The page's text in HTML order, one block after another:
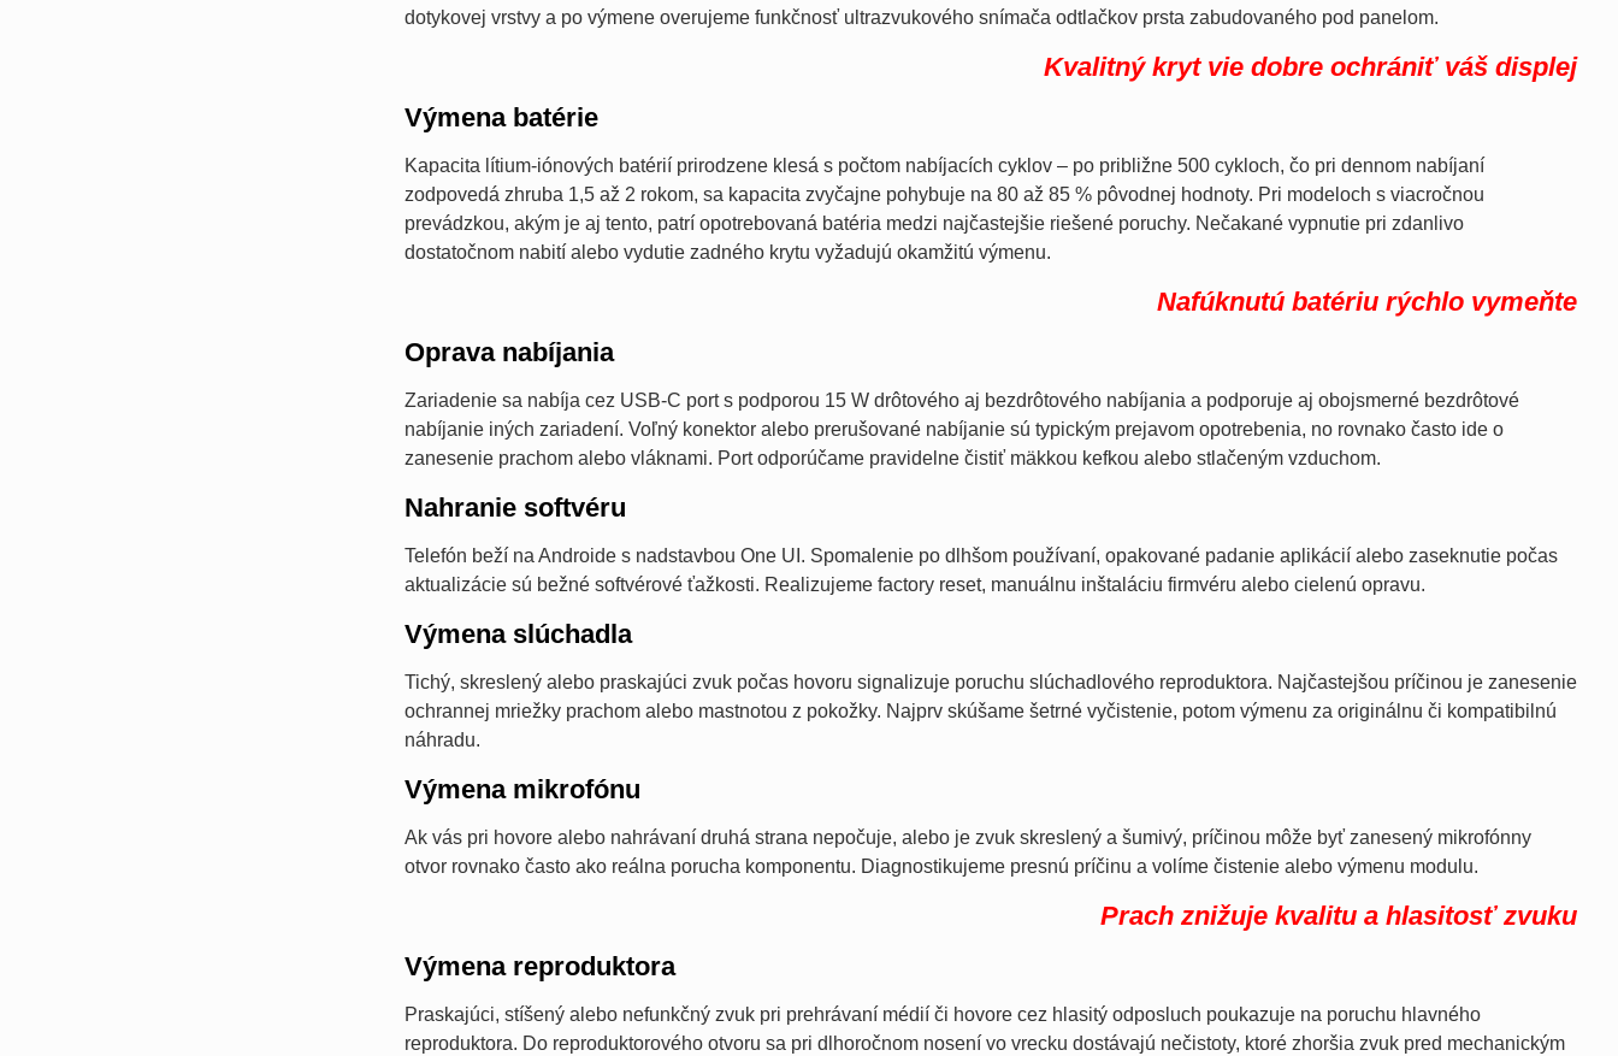
dotykovej vrstvy a po výmene overujeme funkčnosť ultrazvukového snímača odtlačkov prsta zabudovaného pod panelom.
Kvalitný kryt vie dobre ochrániť váš displej
Výmena batérie
Kapacita lítium-iónových batérií prirodzene klesá s počtom nabíjacích cyklov – po približne 500 cykloch, čo pri dennom nabíjaní
zodpovedá zhruba 1,5 až 2 rokom, sa kapacita zvyčajne pohybuje na 80 až 85 % pôvodnej hodnoty. Pri modeloch s viacročnou
prevádzkou, akým je aj tento, patrí opotrebovaná batéria medzi najčastejšie riešené poruchy. Nečakané vypnutie pri zdanlivo
dostatočnom nabití alebo vydutie zadného krytu vyžadujú okamžitú výmenu.
Nafúknutú batériu rýchlo vymeňte
Oprava nabíjania
Zariadenie sa nabíja cez USB-C port s podporou 15 W drôtového aj bezdrôtového nabíjania a podporuje aj obojsmerné bezdrôtové
nabíjanie iných zariadení. Voľný konektor alebo prerušované nabíjanie sú typickým prejavom opotrebenia, no rovnako často ide o
zanesenie prachom alebo vláknami. Port odporúčame pravidelne čistiť mäkkou kefkou alebo stlačeným vzduchom.
Nahranie softvéru
Telefón beží na Androide s nadstavbou One UI. Spomalenie po dlhšom používaní, opakované padanie aplikácií alebo zaseknutie počas
aktualizácie sú bežné softvérové ťažkosti. Realizujeme factory reset, manuálnu inštaláciu firmvéru alebo cielenú opravu.
Výmena slúchadla
Tichý, skreslený alebo praskajúci zvuk počas hovoru signalizuje poruchu slúchadlového reproduktora. Najčastejšou príčinou je zanesenie
ochrannej mriežky prachom alebo mastnotou z pokožky. Najprv skúšame šetrné vyčistenie, potom výmenu za originálnu či kompatibilnú
náhradu.
Výmena mikrofónu
Ak vás pri hovore alebo nahrávaní druhá strana nepočuje, alebo je zvuk skreslený a šumivý, príčinou môže byť zanesený mikrofónny
otvor rovnako často ako reálna porucha komponentu. Diagnostikujeme presnú príčinu a volíme čistenie alebo výmenu modulu.
Prach znižuje kvalitu a hlasitosť zvuku
Výmena reproduktora
Praskajúci, stíšený alebo nefunkčný zvuk pri prehrávaní médií či hovore cez hlasitý odposluch poukazuje na poruchu hlavného
reproduktora. Do reproduktorového otvoru sa pri dlhoročnom nosení vo vrecku dostávajú nečistoty, ktoré zhoršia zvuk pred mechanickým